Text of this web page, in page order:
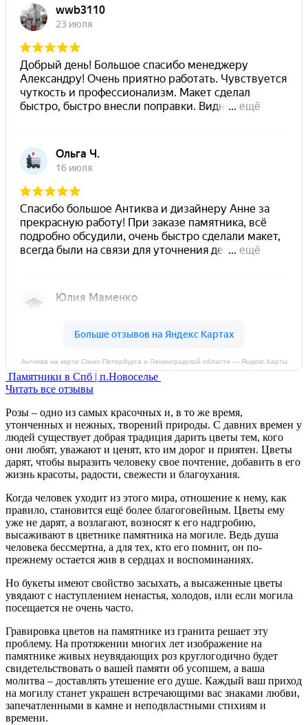
Антиква на карте Санкт‑Петербурга и Ленинградской области — Яндекс.Карты
Памятники в Спб | п.Новоселье
Читать все отзывы
Розы – одно из самых красочных и, в то же время,
утонченных и нежных, творений природы. С давних времен у
людей существует добрая традиция дарить цветы тем, кого
они любят, уважают и ценят, кто им дорог и приятен. Цветы
дарят, чтобы выразить человеку свое почтение, добавить в его
жизнь красоты, радости, свежести и благоухания.
Когда человек уходит из этого мира, отношение к нему, как
правило, становится ещё более благоговейным. Цветы ему
уже не дарят, а возлагают, возносят к его надгробию,
высаживают в цветнике памятника на могиле. Ведь душа
человека бессмертна, а для тех, кто его помнит, он по-
прежнему остается жив в сердцах и воспоминаниях.
Но букеты имеют свойство засыхать, а высаженные цветы
увядают с наступлением ненастья, холодов, или если могила
посещается не очень часто.
Гравировка цветов на памятнике из гранита решает эту
проблему. На протяжении многих лет изображение на
памятнике живых неувядающих роз круглогодично будет
свидетельствовать о вашей памяти об усопшем, а ваша
молитва – доставлять утешение его душе. Каждый ваш приход
на могилу станет украшен встречающими вас знаками любви,
запечатленными в камне и неподвластными стихиям и
времени.